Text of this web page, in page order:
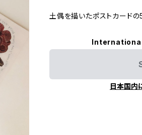
土偶を描いたポストカードの
日本国内